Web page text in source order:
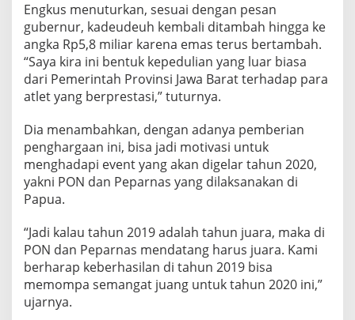
Engkus menuturkan, sesuai dengan pesan
gubernur, kadeudeuh kembali ditambah hingga ke
angka Rp5,8 miliar karena emas terus bertambah.
“Saya kira ini bentuk kepedulian yang luar biasa
dari Pemerintah Provinsi Jawa Barat terhadap para
atlet yang berprestasi,” tuturnya.
Dia menambahkan, dengan adanya pemberian
penghargaan ini, bisa jadi motivasi untuk
menghadapi event yang akan digelar tahun 2020,
yakni PON dan Peparnas yang dilaksanakan di
Papua.
“Jadi kalau tahun 2019 adalah tahun juara, maka di
PON dan Peparnas mendatang harus juara. Kami
berharap keberhasilan di tahun 2019 bisa
memompa semangat juang untuk tahun 2020 ini,”
ujarnya.